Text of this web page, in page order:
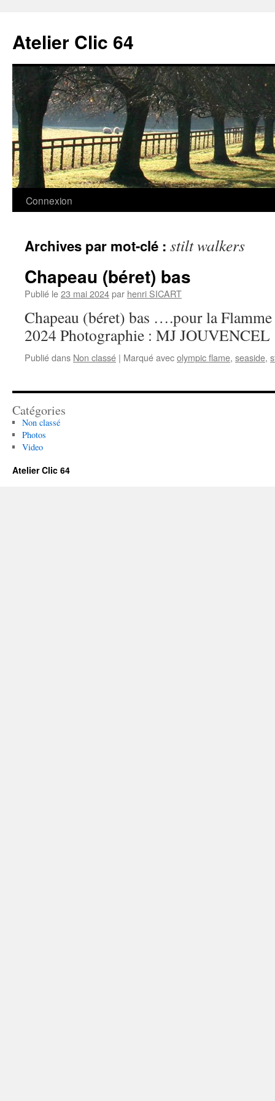
contenu
Atelier Clic 64
Connexion
Archives par mot-clé : stilt walkers
Chapeau (béret) bas
Publié le23 mai 2024par henri SICART
Chapeau (béret) bas ….pour la
2024 Photographie : MJ JOUVENCEL
Publié dans Non classé | Marqué avecolympic flame, seaside,
Catégories
Non classé
Photos
Video
Atelier Clic 64